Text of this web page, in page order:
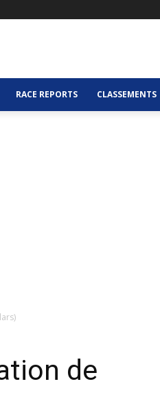
RACE REPORTS CLASSEMENTS
de